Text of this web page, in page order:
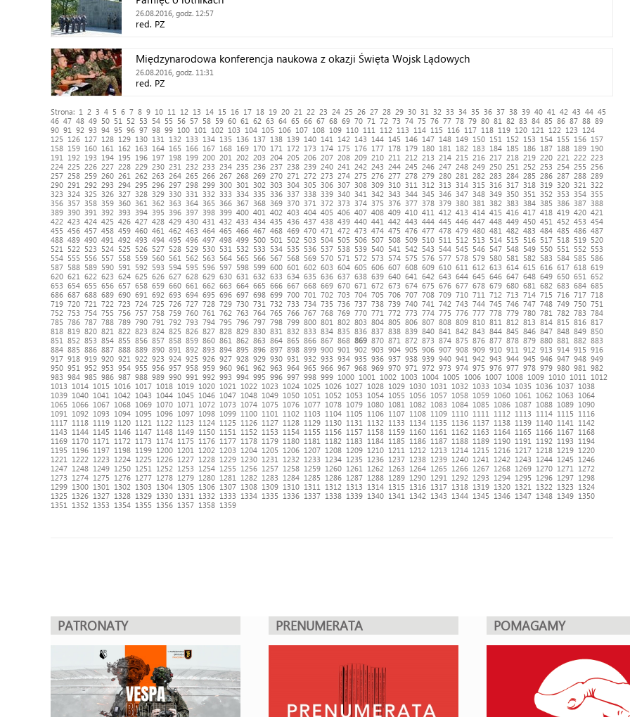
26.08.2016, godz. 12:57
red. PZ
Międzynarodowa konferencja naukowa z okazji Święta Wojsk Lądowych
26.08.2016, godz. 11:31
red. PZ
Strona: 1 2 3 4 5 6 7 8 9 10 11 12 13 14 15 16 17 18 19 20 21 22 23 24 25 26 27 28 29 30 31 32 33 34 35 36 37 38 39 40 41 42 43 44 45
46 47 48 49 50 51 52 53 54 55 56 57 58 59 60 61 62 63 64 65 66 67 68 69 70 71 72 73 74 75 76 77 78 79 80 81 82 83 84 85 86 87 88 89
90 91 92 93 94 95 96 97 98 99 100 101 102 103 104 105 106 107 108 109 110 111 112 113 114 115 116 117 118 119 120 121 122 123
124
125
126 127 128 129 130 131 132 133 134 135 136 137 138 139 140 141 142 143 144 145 146 147 148 149 150 151 152 153 154 155 156 157
158 159 160 161 162 163 164 165 166 167 168 169 170 171 172 173 174 175 176 177 178 179 180 181 182 183 184 185 186 187 188 189 190
191
192 193 194 195 196 197 198 199 200 201 202 203 204 205 206 207 208 209 210 211 212 213 214 215 216 217 218 219 220 221 222
223
224 225 226 227 228 229 230 231 232 233 234 235 236 237 238 239 240 241 242 243 244 245 246 247 248 249 250 251 252 253 254 255
256
257 258 259 260 261 262 263 264 265 266 267 268 269 270 271 272 273 274 275 276 277 278 279 280 281 282 283 284 285 286 287 288 289
290 291 292 293 294 295 296 297 298 299 300 301 302 303 304 305 306 307 308 309 310 311 312 313 314 315 316 317 318 319 320 321
322
323
324 325 326 327 328 329 330 331 332 333 334 335 336 337 338 339 340 341 342 343 344 345 346 347 348 349 350 351 352 353 354 355
356 357 358 359 360 361 362 363 364 365 366 367 368 369 370 371 372 373 374 375 376 377 378 379 380 381 382 383 384 385 386 387 388
389 390 391 392 393 394 395 396 397 398 399 400 401 402 403 404 405 406 407 408 409 410 411 412 413 414 415 416 417 418 419 420 421
422 423 424 425 426 427 428 429 430 431 432 433 434 435 436 437 438 439 440 441 442 443 444 445 446 447 448 449 450 451 452 453 454
455 456 457 458 459 460 461 462 463 464 465 466 467 468 469 470 471 472 473 474 475 476 477 478 479 480 481 482 483 484 485 486 487
488 489 490 491 492 493 494 495 496 497 498 499 500 501 502 503 504 505 506 507 508 509 510 511 512 513 514 515 516 517 518 519 520
521
522 523 524 525 526 527 528 529 530 531 532 533 534 535 536 537 538 539 540 541 542 543 544 545 546 547 548 549 550 551 552
553
554 555 556 557 558 559 560 561 562 563 564 565 566 567 568 569 570 571 572 573 574 575 576 577 578 579 580 581 582 583 584 585
586
587 588 589 590 591 592 593 594 595 596 597 598 599 600 601 602 603 604 605 606 607 608 609 610 611 612 613 614 615 616 617 618 619
620 621 622 623 624 625 626 627 628 629 630 631 632 633 634 635 636 637 638 639 640 641 642 643 644 645 646 647 648 649 650 651
652
653 654 655 656 657 658 659 660 661 662 663 664 665 666 667 668 669 670 671 672 673 674 675 676 677 678 679 680 681 682 683 684 685
686 687 688 689 690 691 692 693 694 695 696 697 698 699 700 701 702 703 704 705 706 707 708 709 710 711 712 713 714 715 716 717 718
719 720 721 722 723 724 725 726 727 728 729 730 731 732 733 734 735 736 737 738 739 740 741 742 743 744 745 746 747 748 749 750 751
752 753 754 755 756 757 758 759 760 761 762 763 764 765 766 767 768 769 770 771 772 773 774 775 776 777 778 779 780 781 782 783 784
785 786 787 788 789 790 791 792 793 794 795 796 797 798 799 800 801 802 803 804 805 806 807 808 809 810 811 812 813 814 815 816 817
818 819 820 821 822 823 824 825 826 827 828 829 830 831 832 833 834 835 836 837 838 839 840 841 842 843 844 845 846 847 848 849 850
851
852 853 854 855 856 857 858 859 860 861 862 863 864 865 866 867 868 869 870 871 872 873 874 875 876 877 878 879 880 881 882 883
884 885 886 887 888 889 890 891 892 893 894 895 896 897 898 899 900 901 902 903 904 905 906 907 908 909 910 911 912 913 914 915 916
917 918 919 920 921 922 923 924 925 926 927 928 929 930 931 932 933 934 935 936 937 938 939 940 941 942 943 944 945 946 947 948 949
950 951 952 953 954 955 956 957 958 959 960 961 962 963 964 965 966 967 968 969 970 971 972 973 974 975 976 977 978 979 980 981
982
983 984 985 986 987 988 989 990 991 992 993 994 995 996 997 998 999 1000 1001 1002 1003 1004 1005 1006 1007 1008 1009 1010 1011
1012
1013
1014 1015 1016 1017 1018 1019 1020 1021 1022 1023 1024 1025 1026 1027 1028 1029 1030 1031 1032 1033 1034 1035 1036 1037 1038
1039 1040 1041 1042 1043 1044 1045 1046 1047 1048 1049 1050 1051 1052 1053 1054 1055 1056 1057 1058 1059 1060 1061 1062 1063
1064
1065
1066 1067 1068 1069 1070 1071 1072 1073 1074 1075 1076 1077 1078 1079 1080 1081 1082 1083 1084 1085 1086 1087 1088 1089 1090
1091
1092 1093 1094 1095 1096 1097 1098 1099 1100 1101 1102 1103 1104 1105 1106 1107 1108 1109 1110 1111 1112 1113 1114 1115
1116
1117 1118 1119 1120 1121 1122 1123 1124 1125 1126 1127 1128 1129 1130 1131 1132 1133 1134 1135 1136 1137 1138 1139 1140 1141
1142
1143
1144 1145 1146 1147 1148 1149 1150 1151 1152 1153 1154 1155 1156 1157 1158 1159 1160 1161 1162 1163 1164 1165 1166 1167 1168
1169 1170 1171 1172 1173 1174 1175 1176 1177 1178 1179 1180 1181 1182 1183 1184 1185 1186 1187 1188 1189 1190 1191 1192 1193
1194
1195
1196 1197 1198 1199 1200 1201 1202 1203 1204 1205 1206 1207 1208 1209 1210 1211 1212 1213 1214 1215 1216 1217 1218 1219 1220
1221
1222 1223 1224 1225 1226 1227 1228 1229 1230 1231 1232 1233 1234 1235 1236 1237 1238 1239 1240 1241 1242 1243 1244 1245
1246
1247 1248 1249 1250 1251 1252 1253 1254 1255 1256 1257 1258 1259 1260 1261 1262 1263 1264 1265 1266 1267 1268 1269 1270 1271
1272
1273
1274 1275 1276 1277 1278 1279 1280 1281 1282 1283 1284 1285 1286 1287 1288 1289 1290 1291 1292 1293 1294 1295 1296 1297 1298
1299 1300 1301 1302 1303 1304 1305 1306 1307 1308 1309 1310 1311 1312 1313 1314 1315 1316 1317 1318 1319 1320 1321 1322 1323
1324
1325
1326 1327 1328 1329 1330 1331 1332 1333 1334 1335 1336 1337 1338 1339 1340 1341 1342 1343 1344 1345 1346 1347 1348 1349 1350
1351
1352 1353 1354 1355 1356 1357 1358 1359
PATRONATY PRENUMERATA POMAGAMY